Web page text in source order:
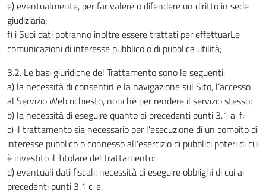
e) eventualmente, per far valere o difendere un diritto in sede
giudiziaria;
f) i Suoi dati potranno inoltre essere trattati per effettuarLe
comunicazioni di interesse pubblico o di pubblica utilità;
3.2. Le basi giuridiche del Trattamento sono le seguenti:
a) la necessità di consentirLe la navigazione sul Sito, l’accesso
al Servizio Web richiesto, nonché per rendere il servizio stesso;
b) la necessità di eseguire quanto ai precedenti punti 3.1 a-f;
c) il trattamento sia necessario per l'esecuzione di un compito di
interesse pubblico o connesso all'esercizio di pubblici poteri di cui
è investito il Titolare del trattamento;
d) eventuali dati fiscali: necessità di eseguire obblighi di cui ai
precedenti punti 3.1 c-e.